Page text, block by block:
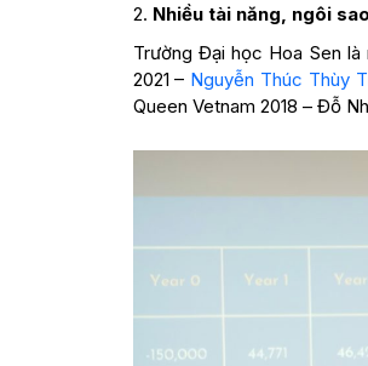
2. Nhiều tài năng, ngôi
Trường Đại học Hoa Sen
2021 – Nguyễn Thúc Thùy
Queen Vetnam 2018 – Đỗ